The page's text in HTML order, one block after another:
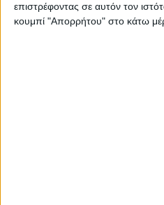
επιστρέφοντας σε αυτόν τον
κουμπί "Απορρήτου" στο κάτω